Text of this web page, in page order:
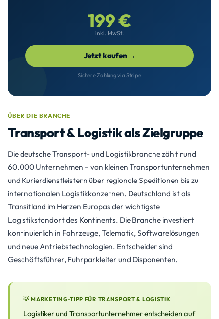
199 €
inkl. MwSt.
Jetzt kaufen →
Sichere Zahlung via Stripe
ÜBER DIE BRANCHE
Transport & Logistik als Zielgruppe
Die deutsche Transport- und Logistikbranche zählt rund
60.000 Unternehmen – von kleinen Transportunternehmen
und Kurierdienstleistern über regionale Speditionen bis zu
internationalen Logistikkonzernen. Deutschland ist als
Transitland im Herzen Europas der wichtigste
Logistikstandort des Kontinents. Die Branche investiert
kontinuierlich in Fahrzeuge, Telematik, Softwarelösungen
und neue Antriebstechnologien. Entscheider sind
Geschäftsführer, Fuhrparkleiter und Disponenten.
💡 MARKETING-TIPP FÜR TRANSPORT & LOGISTIK
Logistiker und Transportunternehmer entscheiden auf